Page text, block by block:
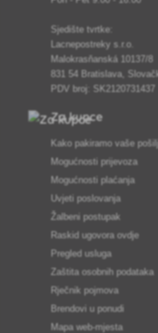
Sjedište tvrtke:
Lacnepostreky s.r.o.
Malokrasňanská 10137/8
831 54 Bratislava,
PDV broj: SK2120731437
Za kupce
Kako pakiramo vaše
Mogućnosti prijevoza
Mogućnosti plaćanja
Uvjeti poslovanja
Žalbeni postupak
Raskid ugovora ovdje
Pregled usluga
Zaštita osobnih podataka
Rječnik pojmova
Brendovi u ponudi
Mapa web-mjesta